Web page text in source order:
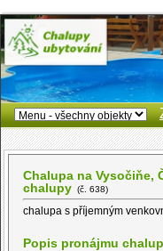
Chalupa na Vysočiňe,
chalupy (č. 638)
chalupa s příjemným
Popis pronájmu